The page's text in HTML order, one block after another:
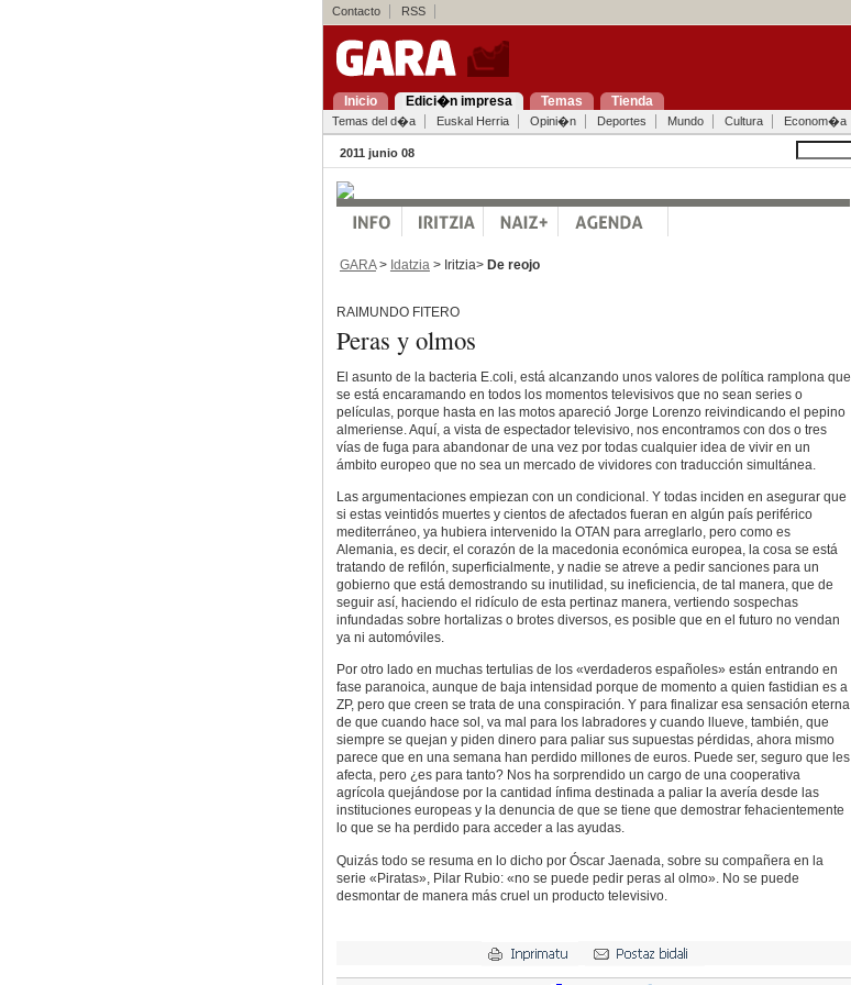
Contacto RSS
Inicio Edici�n impresa Temas Tienda
Temas del d�a Euskal Herria Opini�n Deportes Mundo Cultura Econom�a
2011 junio 08
GARA> Idatzia > Iritzia> De reojo
RAIMUNDO FITERO
Peras y olmos
El asunto de la bacteria E.coli, está alcanzando unos valores de política ramplona que
se está encaramando en todos los momentos televisivos que no sean series o
películas, porque hasta en las motos apareció Jorge Lorenzo reivindicando el pepino
almeriense. Aquí, a vista de espectador televisivo, nos encontramos con dos o tres
vías de fuga para abandonar de una vez por todas cualquier idea de vivir en un
ámbito europeo que no sea un mercado de vividores con traducción simultánea.
Las argumentaciones empiezan con un condicional. Y todas inciden en asegurar que
si estas veintidós muertes y cientos de afectados fueran en algún país periférico
mediterráneo, ya hubiera intervenido la OTAN para arreglarlo, pero como es
Alemania, es decir, el corazón de la macedonia económica europea, la cosa se está
tratando de refilón, superficialmente, y nadie se atreve a pedir sanciones para un
gobierno que está demostrando su inutilidad, su ineficiencia, de tal manera, que de
seguir así, haciendo el ridículo de esta pertinaz manera, vertiendo sospechas
infundadas sobre hortalizas o brotes diversos, es posible que en el futuro no vendan
ya ni automóviles.
Por otro lado en muchas tertulias de los «verdaderos españoles» están entrando en
fase paranoica, aunque de baja intensidad porque de momento a quien fastidian es a
ZP, pero que creen se trata de una conspiración. Y para finalizar esa sensación eterna
de que cuando hace sol, va mal para los labradores y cuando llueve, también, que
siempre se quejan y piden dinero para paliar sus supuestas pérdidas, ahora mismo
parece que en una semana han perdido millones de euros. Puede ser, seguro que les
afecta, pero ¿es para tanto? Nos ha sorprendido un cargo de una cooperativa
agrícola quejándose por la cantidad ínfima destinada a paliar la avería desde las
instituciones europeas y la denuncia de que se tiene que demostrar fehacientemente
lo que se ha perdido para acceder a las ayudas.
Quizás todo se resuma en lo dicho por Óscar Jaenada, sobre su compañera en la
serie «Piratas», Pilar Rubio: «no se puede pedir peras al olmo». No se puede
desmontar de manera más cruel un producto televisivo.